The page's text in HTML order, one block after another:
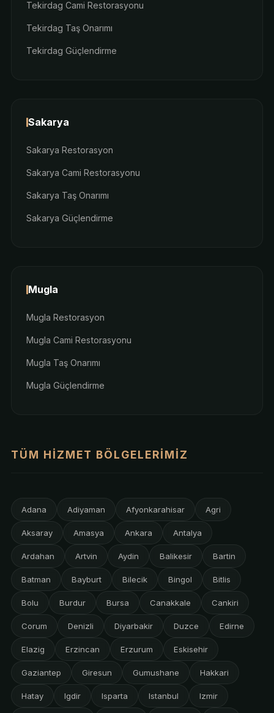
Tekirdag Cami Restorasyonu
Tekirdag Taş Onarımı
Tekirdag Güçlendirme
Sakarya
Sakarya Restorasyon
Sakarya Cami Restorasyonu
Sakarya Taş Onarımı
Sakarya Güçlendirme
Mugla
Mugla Restorasyon
Mugla Cami Restorasyonu
Mugla Taş Onarımı
Mugla Güçlendirme
TÜM HIZMET BÖLGELERIMIZ
Adana Adiyaman Afyonkarahisar Agri
Aksaray Amasya Ankara Antalya
Ardahan Artvin Aydin Balikesir Bartin
Batman Bayburt Bilecik Bingol Bitlis
Bolu Burdur Bursa Canakkale Cankiri
Corum Denizli Diyarbakir Duzce Edirne
Elazig Erzincan Erzurum Eskisehir
Gaziantep Giresun Gumushane Hakkari
Hatay Igdir Isparta Istanbul Izmir